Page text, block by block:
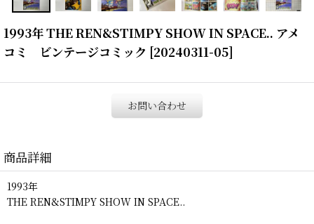
1993年 THE REN&STIMPY SHOW IN SPACE.. アメ
コミ ビンテージコミック [20240311-05]
お問い合わせ
商品詳細
1993年
THE REN&STIMPY SHOW IN SPACE..